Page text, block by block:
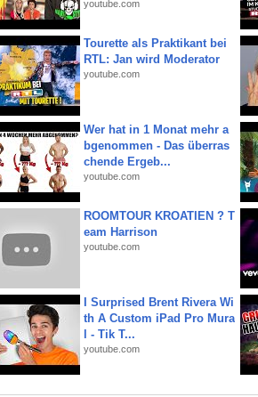
youtube.com
Tourette als Praktikant bei
RTL: Jan wird Moderator
youtube.com
Wer hat in 1 Monat mehr a
bgenommen - Das überras
chende Ergeb...
youtube.com
ROOMTOUR KROATIEN ? T
eam Harrison
youtube.com
I Surprised Brent Rivera Wi
th A Custom iPad Pro Mura
l - Tik T...
youtube.com